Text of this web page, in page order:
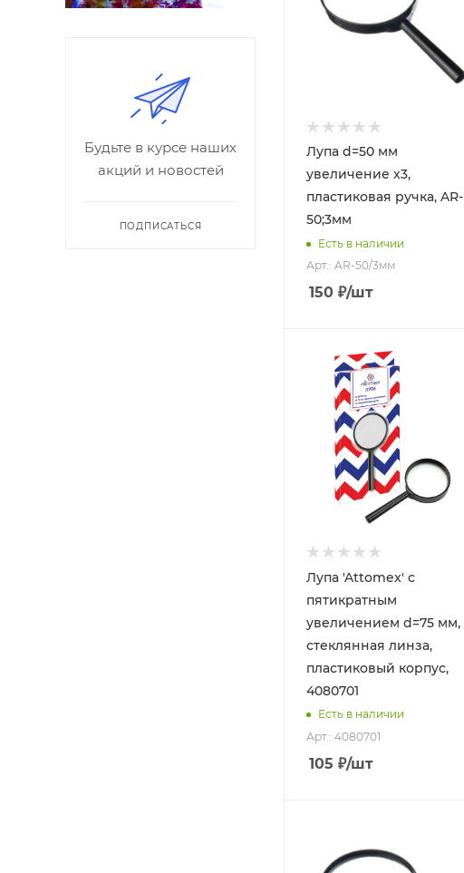
Лупа d=50 мм
увеличение x3,
пластиковая ручка, AR-
50;3мм
Есть в наличии
Арт.: AR-50/3мм
150 ₽/шт
Лупа 'Attomex' с
пятикратным
увеличением d=75 мм,
стеклянная линза,
пластиковый корпус,
4080701
Есть в наличии
Арт.: 4080701
105 ₽/шт
Будьте в курсе наших
акций и новостей
ПОДПИСАТЬСЯ